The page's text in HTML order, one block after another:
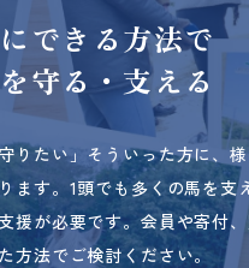
できる方法で
守る・支える
りたい」そういった方に、
ます。 1頭でも多くの馬を支
援が必要です。 会員や寄付
方法でご検討ください。